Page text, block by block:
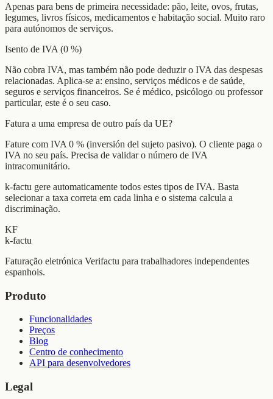
Apenas para bens de primeira necessidade: pão, leite, ovos, frutas,
legumes, livros físicos, medicamentos e habitação social. Muito raro
para autónomos de serviços.
Isento de IVA (0 %)
Não cobra IVA, mas também não pode deduzir o IVA das despesas
relacionadas. Aplica-se a: ensino, serviços médicos e de saúde,
seguros e serviços financeiros. Se é médico, psicólogo ou professor
particular, este é o seu caso.
Fatura a uma empresa de outro país da UE?
Fature com IVA 0 % (inversión del sujeto pasivo). O cliente paga o
IVA no seu país. Precisa de validar o número de IVA
intracomunitário.
k-factu gere automaticamente todos estes tipos de IVA. Basta
selecionar a taxa correta em cada linha e o sistema calcula a
discriminação.
KF
k-factu
Faturação eletrónica Verifactu para trabalhadores independentes
espanhois.
Produto
Funcionalidades
Preços
Blog
Centro de conhecimento
API para desenvolvedores
Legal